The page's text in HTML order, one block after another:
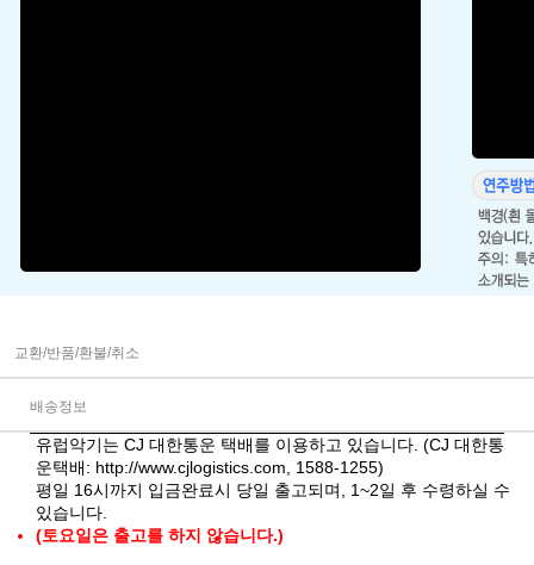
교환/반품/환불/취소
배송정보
유럽악기는 CJ 대한통운 택배를 이용하고 있습니다. (CJ 대한통
운택배: http://www.cjlogistics.com , 1588-1255)
평일 16시까지 입금완료시 당일 출고되며, 1~2일 후 수령하실 수
있습니다.
(토요일은 출고를 하지 않습니다.)